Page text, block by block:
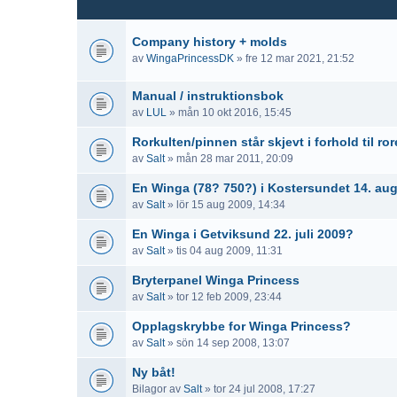
Company history + molds
av WingaPrincessDK » fre 12 mar 2021, 21:52
Manual / instruktionsbok
av LUL » mån 10 okt 2016, 15:45
Rorkulten/pinnen står skjevt i forhold til
av Salt» mån 28 mar 2011, 20:09
En Winga (78? 750?) i Kostersundet 14.
av Salt» lör 15 aug 2009, 14:34
En Winga i Getviksund 22. juli 2009?
av Salt» tis 04 aug 2009, 11:31
Bryterpanel Winga Princess
av Salt» tor 12 feb 2009, 23:44
Opplagskrybbe for Winga Princess?
av Salt» sön 14 sep 2008, 13:07
Ny båt!
Bilagor av Salt» tor 24 jul 2008, 17:27